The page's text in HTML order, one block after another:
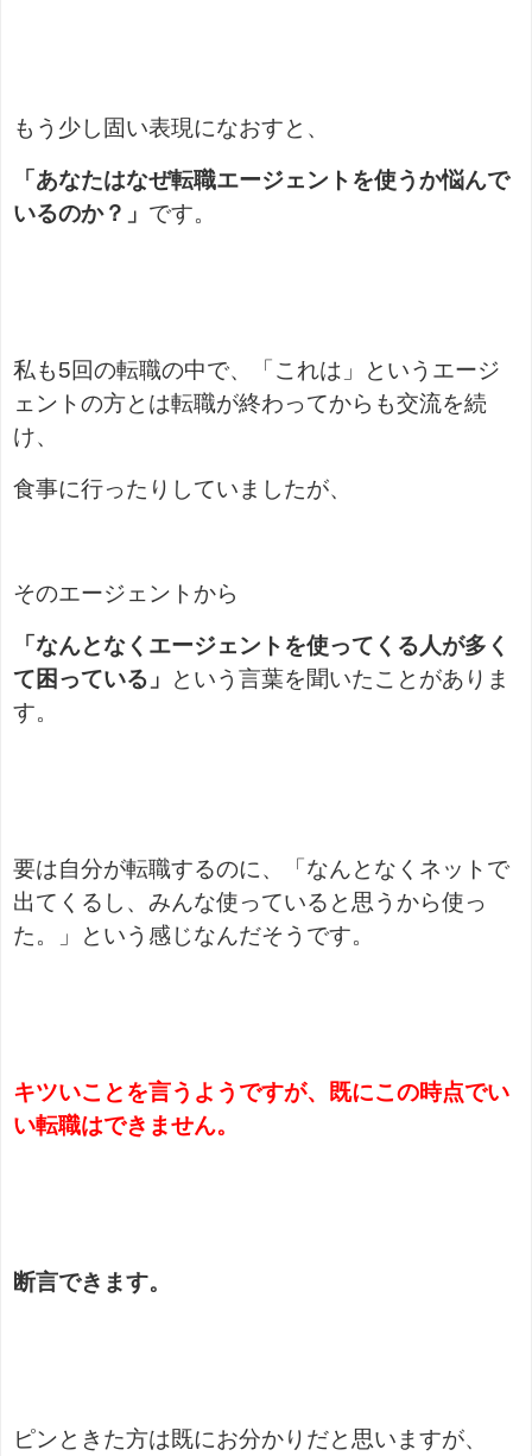
もう少し固い表現になおすと、
「あなたはなぜ転職エージェントを使うか悩んで
いるのか？」 です。
私も5回の転職の中で、「これは」というエージ
ェントの方とは転職が終わってからも交流を続
け、
食事に行ったりしていましたが、
そのエージェントから
「なんとなくエージェントを使ってくる人が多く
て困っている」
という言葉を聞いたことがありま
す。
要は自分が転職するのに、「なんとなくネットで
出てくるし、みんな使っていると思うから使っ
た。」という感じなんだそうです。
キツいことを言うようですが、既にこの時点でい
い転職はできません。
断言できます。
ピンときた方は既にお分かりだと思いますが、